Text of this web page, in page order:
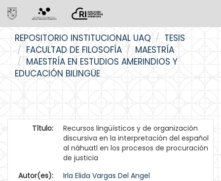
navigation
REPOSITORIO INSTITUCIONAL UAQ
TESIS
FACULTAD DE FILOSOFÍA
MAESTRÍA
MAESTRÍA EN ESTUDIOS AMERINDIOS Y
EDUCACIÓN BILINGÜE
Título:
Recursos lingüísticos y de organización
discursiva en la interpretación del español
al náhuatl en los procesos de procuración
de justicia
Autor(es):
Irla Elida Vargas Del Angel